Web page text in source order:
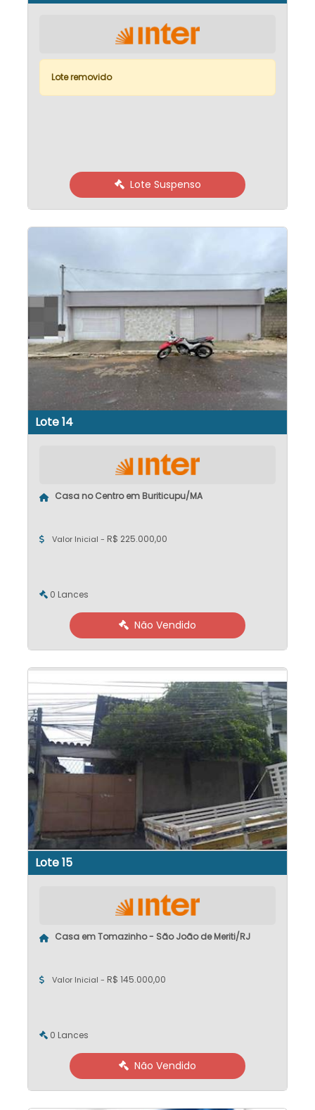
Lote removido
Lote Suspenso
Lote 14
Casa no Centro em Buriticupu/MA
Valor Inicial - R$ 225.000,00
0 Lances
Não Vendido
Lote 15
Casa em Tomazinho - São João de Meriti/RJ
Valor Inicial - R$ 145.000,00
0 Lances
Não Vendido